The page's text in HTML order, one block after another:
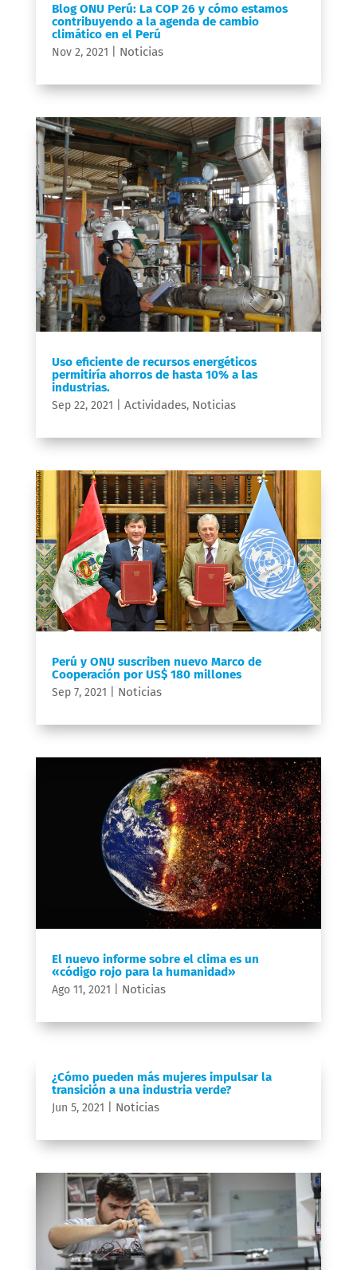
Blog ONU Perú: La COP 26 y cómo estamos
contribuyendo a la agenda de cambio
climático en el Perú
Nov 2, 2021 Noticias
Uso eficiente de recursos energéticos
permitiría ahorros de hasta 10% a las
industrias.
Sep 22, 2021 Actividades, Noticias
Perú y ONU suscriben nuevo Marco de
Cooperación por US$ 180 millones
Sep 7, 2021 Noticias
El nuevo informe sobre el clima es un
«código rojo para la humanidad»
Ago 11, 2021 Noticias
¿Cómo pueden más mujeres impulsar la
transición a una industria verde?
Jun 5, 2021 Noticias